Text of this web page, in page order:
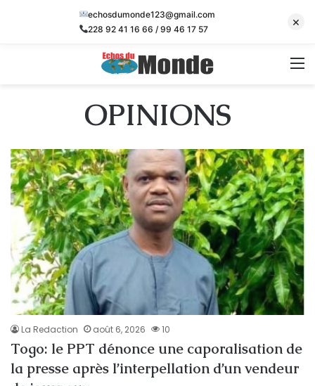
OPINIONS
La Redaction août 6, 2026 10
Togo: le PPT dénonce une caporalisation de
la presse après l’interpellation d’un vendeur
echosdumonde123@gmail.com
228 92 41 16 66 / 99 46 17 57
×